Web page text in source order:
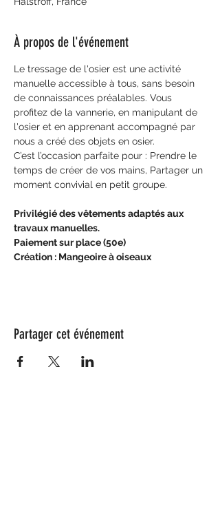
À propos de l'événement
Le tressage de l'osier est une activité
manuelle accessible à tous, sans besoin
de connaissances préalables. Vous
profitez de la vannerie, en manipulant de
l'osier et en apprenant accompagné par
nous a créé des objets en osier.
C’est l’occasion parfaite pour : Prendre le
temps de créer de vos mains, Partager un
moment convivial en petit groupe.
Privilégié des vêtements adaptés aux
travaux manuelles.
Paiement sur place (50e)
Création : Mangeoire à oiseaux
Partager cet événement